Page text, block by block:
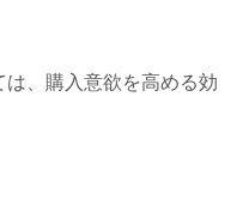
、購入意欲を高める効